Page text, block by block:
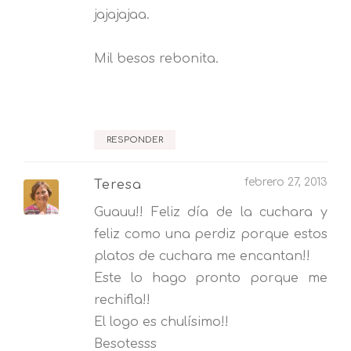
jajajajaa.
Mil besos rebonita.
RESPONDER
Teresa febrero 27, 2013
Guauu!! Feliz día de la cuchara y
feliz como una perdiz porque estos
platos de cuchara me encantan!!
Este lo hago pronto porque me
rechifla!!
El logo es chulísimo!!
Besotesss